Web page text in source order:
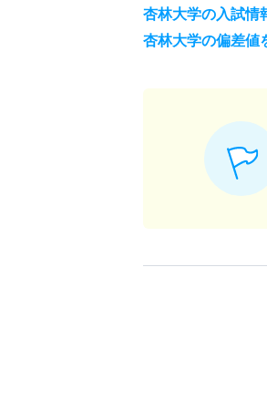
杏林大学の入試情
杏林大学の偏差値